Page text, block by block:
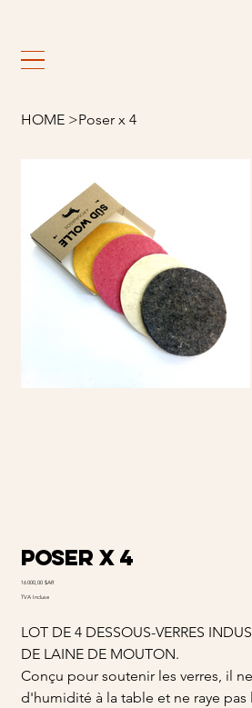
HOME >Poser x 4
Poser x 4
Prix
16 000,00 $AR
TVA Incluse
LOT DE 4 DESSOUS-VERRES
DE LAINE DE MOUTON.
Conçu pour soutenir les verres, il
d'humidité à la table et ne raye pas